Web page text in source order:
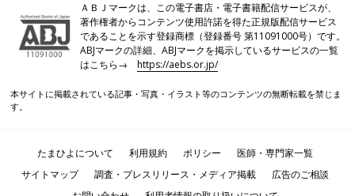
ＡＢＪマークは、この電子書店・電子書籍配信サービスが、
著作権者からコンテンツ使用許諾を得た正規版配信サービス
であることを示す登録商標（登録番号 第11091000号）です。
ABJマークの詳細、ABJマークを掲示しているサービスの一覧
はこちら→https://aebs.or.jp/
本サイトに掲載されている記事・写真・イラスト等のコンテンツの無断転載を禁じま
す。
たまひよについて 利用規約 ポリシー
医師・専門家一覧
サイトマップ
調査・プレスリリース・メディア掲載
広告のご相談